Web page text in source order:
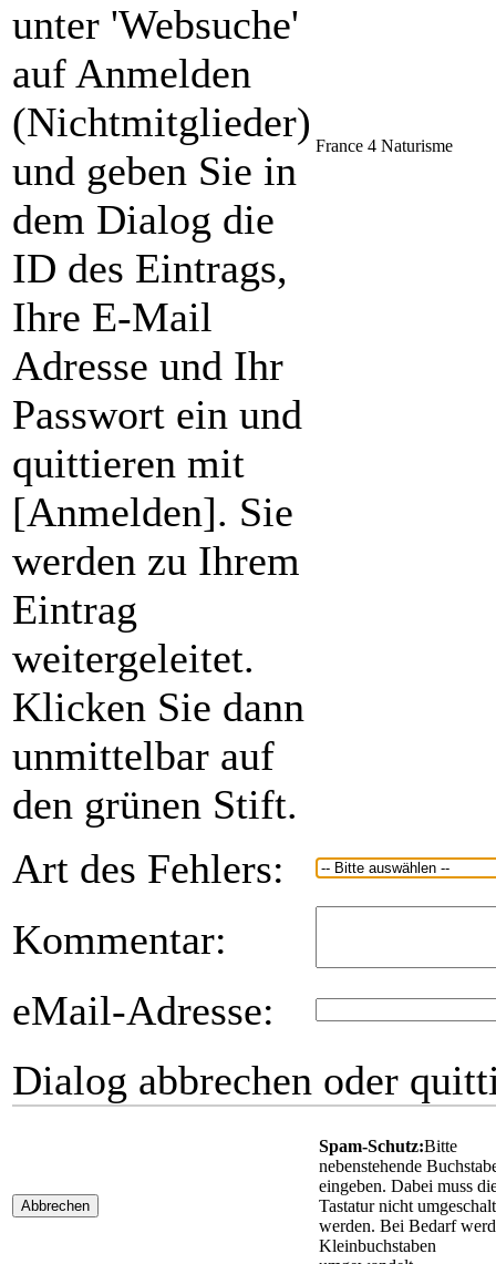
unter 'Websuche'
auf Anmelden
(Nichtmitglieder)
und geben Sie in
dem Dialog die
ID des Eintrags,
Ihre E-Mail
Adresse und Ihr
Passwort ein und
quittieren mit
[Anmelden]. Sie
werden zu Ihrem
Eintrag
weitergeleitet.
Klicken Sie dann
unmittelbar auf
den grünen Stift.
France 4 Naturisme
Art des Fehlers:
Kommentar:
eMail-Adresse:
Dialog abbrechen oder
Abbrechen
Spam-Schutz:Bitte
nebenstehende
eingeben. Dabei muss
Tastatur nicht
werden. Bei Bedarf
Kleinbuchstaben